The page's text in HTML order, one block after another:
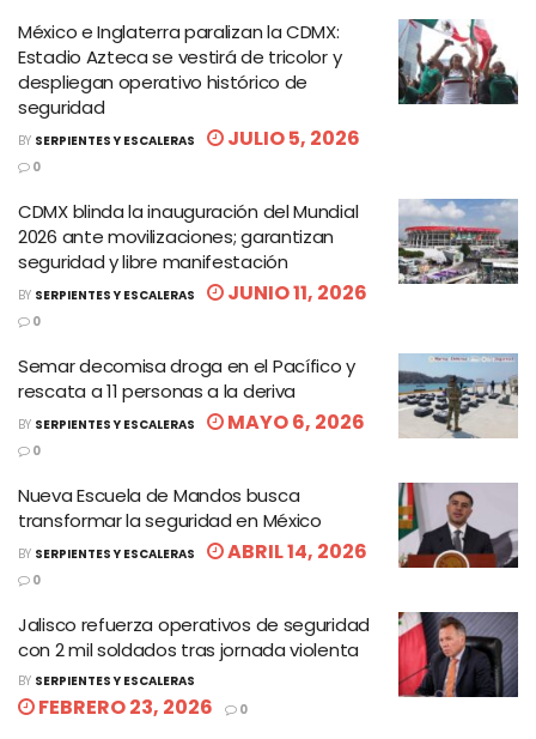
México e Inglaterra paralizan la CDMX:
Estadio Azteca se vestirá de tricolor y
despliegan operativo histórico de
seguridad
BY SERPIENTES Y ESCALERAS JULIO 5, 2026
0
CDMX blinda la inauguración del Mundial
2026 ante movilizaciones; garantizan
seguridad y libre manifestación
BY SERPIENTES Y ESCALERAS JUNIO 11, 2026
0
Semar decomisa droga en el Pacífico y
rescata a 11 personas a la deriva
BY SERPIENTES Y ESCALERAS MAYO 6, 2026
0
Nueva Escuela de Mandos busca
transformar la seguridad en México
BY SERPIENTES Y ESCALERAS ABRIL 14, 2026
0
Jalisco refuerza operativos de seguridad
con 2 mil soldados tras jornada violenta
BY SERPIENTES Y ESCALERAS
FEBRERO 23, 2026 0